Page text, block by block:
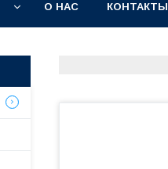
О НАС КОНТАКТЫ